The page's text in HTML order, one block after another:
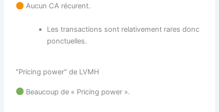
Aucun CA récurent.
Les transactions sont relativement rares donc
ponctuelles.
"Pricing power" de LVMH
Beaucoup de « Pricing power ».